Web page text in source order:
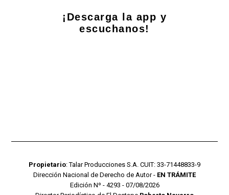
¡Descarga la app y
escuchanos!
Propietario: Talar Producciones S.A. CUIT: 33-71448833-9
Dirección Nacional de Derecho de Autor - EN TRÁMITE
Edición Nº - 4293 - 07/08/2026